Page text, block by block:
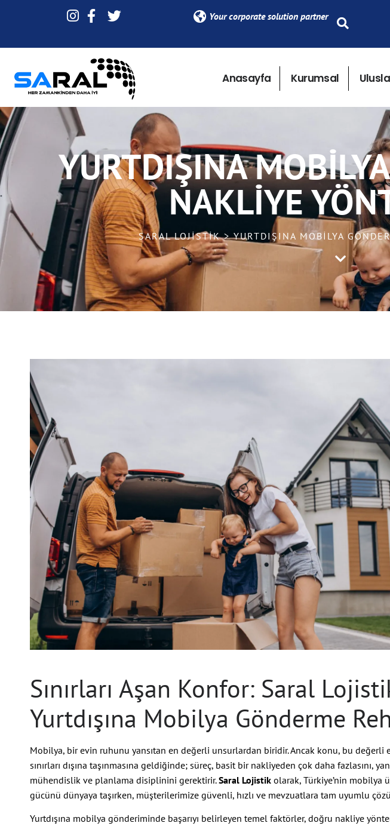
Your corporate solution partner
Anasayfa Kurumsal
YURTDIŞINA
NAKLIYE
SARAL LOJISTIK > YURTDIŞINA MOBILYA
Sınırları Aşan Konfor: Saral
Yurtdışına Mobilya Gönderme
Mobilya, bir evin ruhunu yansıtan en değerli unsurlardan biridir. Ancak konu, bu değerli
sınırları dışına taşınmasına geldiğinde; süreç, basit bir nakliyeden çok daha fazlasını,
mühendislik ve planlama disiplinini gerektirir.Saral Lojistik olarak, Türkiye’nin mobilya
gücünü dünyaya taşırken, müşterilerimize güvenli, hızlı ve mevzuatlara tam uyumlu
Yurtdışına mobilya gönderiminde başarıyı belirleyen temel faktörler, doğru nakliye